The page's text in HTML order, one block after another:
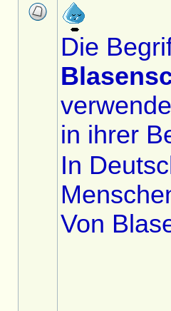
Die
in ihrer
In
Von